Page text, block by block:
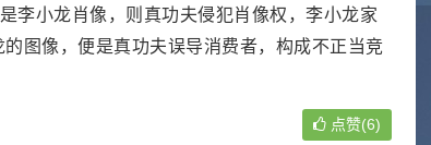
李小龙肖像，则真功夫侵犯肖像权，李小龙家
图像，便是真功夫误导消费者，构成不正当竞
点赞(6)